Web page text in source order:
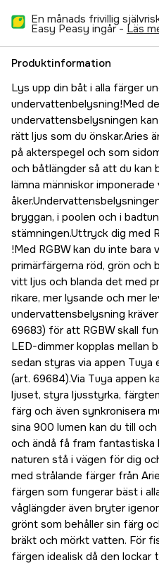
En månads frivillig
Easy Peasy ingår - läs
Produktinformation
Lys upp din båt i alla färger
undervattenbelysning!Med
undervattensbelysningen
rätt ljus som du önskar.Aries
på akterspegel och som
och båtlängder så att du kan
lämna människor imponerade
bryggan, i poolen och i
stämningen.Uttryck dig med
!Med RGBW kan du inte bara
primärfärgerna röd, grön och
vitt ljus och blanda det med
rikare, mer lysande och mer
undervattensbelysning
69683) för att RGBW skall
LED-dimmer kopplas mellan
sedan styras via appen Tuya
(art. 69684).Via Tuya appen
ljuset, styra ljusstyrka,
färg och även synkronisera
sina 900 lumen kan du till
och ändå få fram fantastiska
naturen stå i vägen för dig
med strålande färger från
färgen som fungerar bäst i
våglängder även bryter
grönt som behåller sin färg
bräkt och mörkt vatten. För
färgen idealisk då den lockar